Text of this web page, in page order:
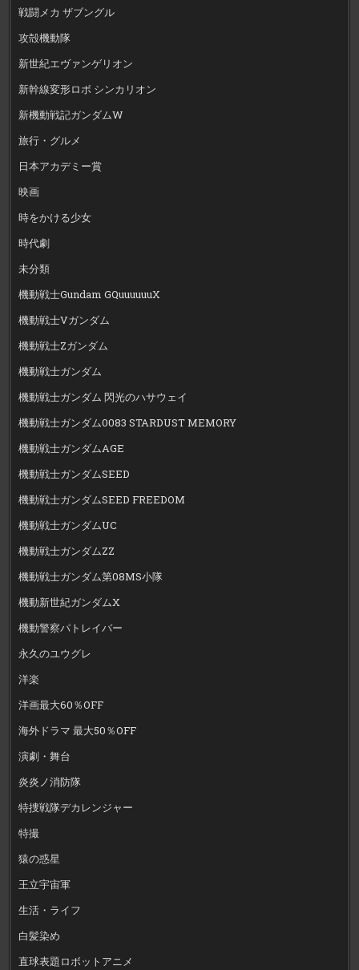
戦闘メカ ザブングル
攻殻機動隊
新世紀エヴァンゲリオン
新幹線変形ロボ シンカリオン
新機動戦記ガンダムW
旅行・グルメ
日本アカデミー賞
映画
時をかける少女
時代劇
未分類
機動戦士Gundam GQuuuuuuX
機動戦士Vガンダム
機動戦士Zガンダム
機動戦士ガンダム
機動戦士ガンダム 閃光のハサウェイ
機動戦士ガンダム0083 STARDUST MEMORY
機動戦士ガンダムAGE
機動戦士ガンダムSEED
機動戦士ガンダムSEED FREEDOM
機動戦士ガンダムUC
機動戦士ガンダムZZ
機動戦士ガンダム第08MS小隊
機動新世紀ガンダムX
機動警察パトレイバー
永久のユウグレ
洋楽
洋画最大60％OFF
海外ドラマ 最大50％OFF
演劇・舞台
炎炎ノ消防隊
特捜戦隊デカレンジャー
特撮
猿の惑星
王立宇宙軍
生活・ライフ
白髪染め
直球表題ロボットアニメ